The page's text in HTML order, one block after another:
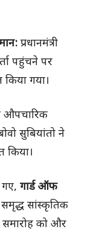
प्रधानमंत्री
पहुंचने पर
गया।
सुबियांतो ने
किया।
गए, गार्ड ऑफ
सांस्कृतिक
समारोह को और